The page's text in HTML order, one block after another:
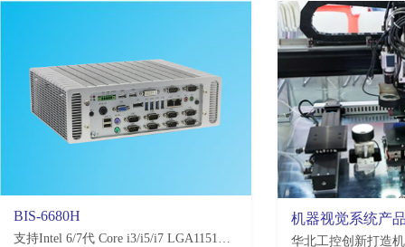
BIS-6680H
支持Intel 6/7代 Core i3/i5/i7 LGA1151处理器，H110/Q170/C236，4*USB3.0, 4*USB2.0，2-10*COM(可选)
EMB-3581
机器视觉系统产